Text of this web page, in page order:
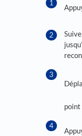
point